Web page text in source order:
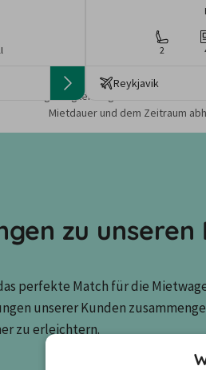
2
Reykjavik
Die angezeigten Angebote und Preise
Mietdauer und dem Zeitraum
zu
perfekte Match für die
unserer Kunden
zu erleichtern.